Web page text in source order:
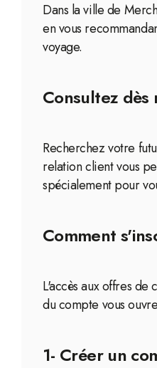
Dans la ville de
en vous
voyage.
Consultez
Recherchez votre
relation client vous
spécialement pour
Comment
L'accès aux offres
du compte vous
1- Créer un